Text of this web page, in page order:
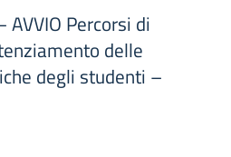
Percorsi di
delle
degli studenti –